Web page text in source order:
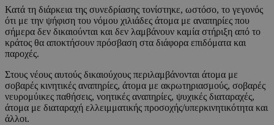
Κατά τη διάρκεια της συνεδρίασης τονίστηκε, ωστόσο, το γεγονός
ότι με την ψήφιση του νόμου χιλιάδες άτομα με αναπηρίες που
σήμερα δεν δικαιούνται και δεν λαμβάνουν καμία στήριξη από το
κράτος θα αποκτήσουν πρόσβαση στα διάφορα επιδόματα και
παροχές.
Στους νέους αυτούς δικαιούχους περιλαμβάνονται άτομα με
σοβαρές κινητικές αναπηρίες, άτομα με ακρωτηριασμούς, σοβαρές
νευρομύικες παθήσεις, νοητικές αναπηρίες, ψυχικές διαταραχές,
άτομα με διαταραχή ελλειμματικής προσοχής/υπερκινητικότητα και
άλλοι.